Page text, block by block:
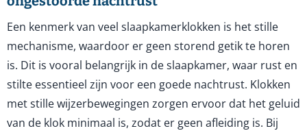
Een kenmerk van veel slaapkamerklokken is het stille
mechanisme, waardoor er geen storend getik te horen
is. Dit is vooral belangrijk in de slaapkamer, waar rust en
stilte essentieel zijn voor een goede nachtrust. Klokken
met stille wijzerbewegingen zorgen ervoor dat het geluid
van de klok minimaal is, zodat er geen afleiding is. Bij